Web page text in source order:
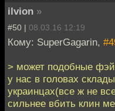
ilvion »
#50 | 08.03.16 12:19
Кому: SuperGagarin,
> может подобные
у нас в головах
украинцах(все ж не
сильнее вбить клин